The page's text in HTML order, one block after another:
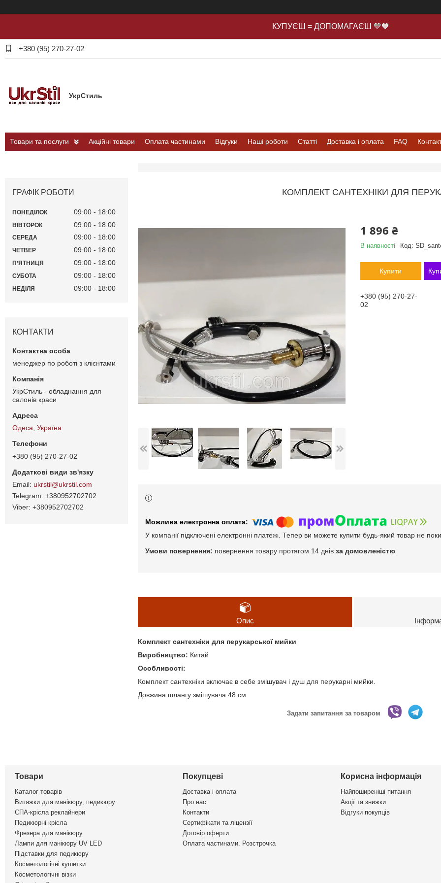
КУПУЄШ = ДОПОМАГАЄШ 💛💙
+380 (95) 270-27-02
УкрСтиль
Товари та послуги Акційні товари Оплата частинами Відгуки Наші роботи Статті Доставка і оплата FAQ
КОМПЛЕКТ САНТЕХНІКИ ДЛЯ
1 896 ₴
В наявності Код:
Купити
+380 (95) 270-27-
02
У компанії підключені електронні платежі. Тепер ви можете купити будь-який товар не
повернення товару протягом 14 днів за домовленістю
Опис
Комплект сантехніки для перукарської мийки
Виробництво: Китай
Особливості:
Комплект сантехніки включає в себе змішувач і душ для перукарні мийки.
Довжина шлангу змішувача 48 см.
Задати запитання за товаром
ГРАФІК РОБОТИ
ПОНЕДІЛОК 09:00 18:00
ВІВТОРОК 09:00 18:00
СЕРЕДА 09:00 18:00
ЧЕТВЕР 09:00 18:00
ПʼЯТНИЦЯ 09:00 18:00
СУБОТА 09:00 18:00
НЕДІЛЯ 09:00 18:00
КОНТАКТИ
менеджер по роботі з клієнтами
УкрСтиль - обладнання для
салонів краси
Одеса, Україна
+380 (95) 270-27-02
ukrstil@ukrstil.com
+380952702702
+380952702702
Товари
Каталог товарів
Витяжки для манікюру, педикюру
СПА-крісла реклайнери
Педикюрні крісла
Фрезера для манікюру
Лампи для манікюру UV LED
Підставки для педикюру
Косметологічні кушетки
Косметологічні візки
Покупцеві
Доставка і оплата
Про нас
Контакти
Сертифікати та ліцензії
Договір оферти
Оплата частинами. Розстрочка
Корисна інформація
Найпоширеніші питання
Акції та знижки
Відгуки покупців